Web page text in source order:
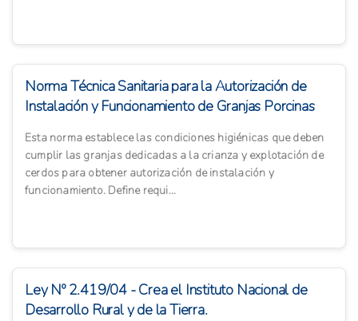
Norma Técnica Sanitaria para la Autorización de
Instalación y Funcionamiento de Granjas Porcinas
Esta norma establece las condiciones higiénicas que deben
cumplir las granjas dedicadas a la crianza y explotación de
cerdos para obtener autorización de instalación y
funcionamiento. Define requi...
Ley Nº 2.419/04 - Crea el Instituto Nacional de
Desarrollo Rural y de la Tierra.